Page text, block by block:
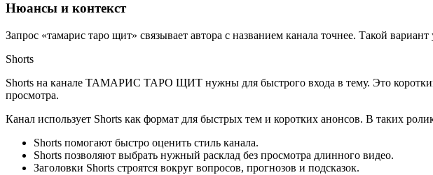
Нюансы и контекст
Запрос «тамарис таро щит» связывает автора с названием канала точнее. Такой
Shorts
Shorts на канале ТАМАРИС ТАРО ЩИТ нужны для быстрого входа в тему. Это короткий
просмотра.
Канал использует Shorts как формат для быстрых тем и коротких анонсов. В таких
Shorts помогают быстро оценить стиль канала.
Shorts позволяют выбрать нужный расклад без просмотра длинного видео.
Заголовки Shorts строятся вокруг вопросов, прогнозов и подсказок.